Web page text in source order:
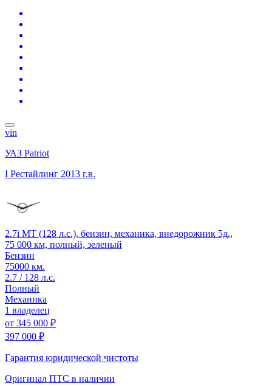
vin
УАЗ Patriot
I Рестайлинг 2013 г.в.
2.7i MT (128 л.с.), бензин, механика, внедорожник 5д.,
75 000 км, полный, зеленый
Бензин
75000 км.
2.7 / 128 л.с.
Полный
Механика
1 владелец
от 345 000 ₽
397 000 ₽
Гарантия юридической чистоты
Оригинал ПТС в наличии